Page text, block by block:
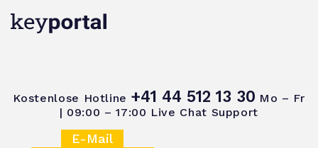
Kostenlose Hotline +41 44 512 13 30 Mo – Fr
| 09:00 – 17:00 Live Chat Support
E-Mail